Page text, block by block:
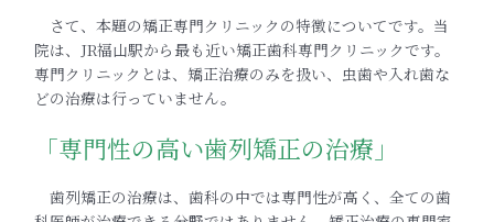
さて、本題の矯正専門クリニックの特徴についてです。当
院は、JR福山駅から最も近い矯正歯科専門クリニックです。
専門クリニックとは、矯正治療のみを扱い、虫歯や入れ歯な
どの治療は行っていません。
「専門性の高い歯列矯正の治療」
歯列矯正の治療は、歯科の中では専門性が高く、全ての歯